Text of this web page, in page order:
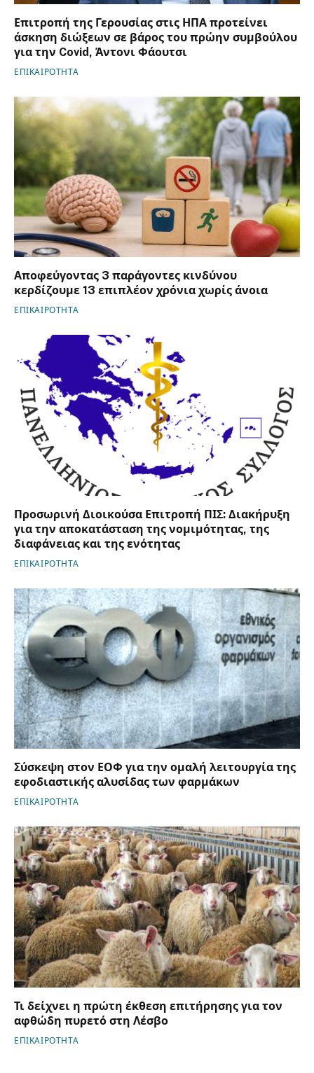
Επιτροπή της Γερουσίας στις ΗΠΑ προτείνει
άσκηση διώξεων σε βάρος του πρώην συμβούλου
για την Covid, Άντονι Φάουτσι
ΕΠΙΚΑΙΡΟΤΗΤΑ
Αποφεύγοντας 3 παράγοντες κινδύνου
κερδίζουμε 13 επιπλέον χρόνια χωρίς άνοια
ΕΠΙΚΑΙΡΟΤΗΤΑ
Προσωρινή Διοικούσα Επιτροπή ΠΙΣ: Διακήρυξη
για την αποκατάσταση της νομιμότητας, της
διαφάνειας και της ενότητας
ΕΠΙΚΑΙΡΟΤΗΤΑ
Σύσκεψη στον ΕΟΦ για την ομαλή λειτουργία της
εφοδιαστικής αλυσίδας των φαρμάκων
ΕΠΙΚΑΙΡΟΤΗΤΑ
Τι δείχνει η πρώτη έκθεση επιτήρησης για τον
αφθώδη πυρετό στη Λέσβο
ΕΠΙΚΑΙΡΟΤΗΤΑ